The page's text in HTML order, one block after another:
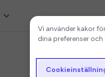
Vi använder kakor
dina preferenser